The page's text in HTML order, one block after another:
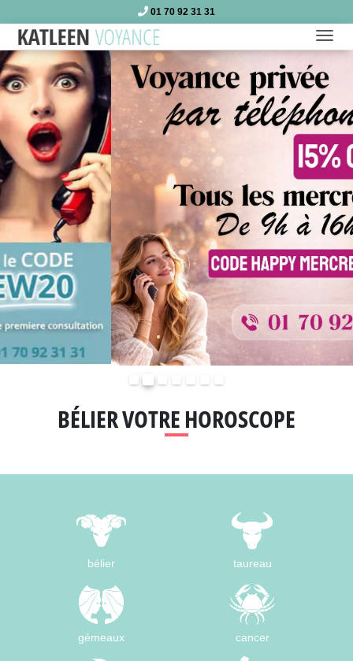
01 70 92 31 31
BÉLIER VOTRE HOROSCOPE
bélier taureau
gémeaux cancer